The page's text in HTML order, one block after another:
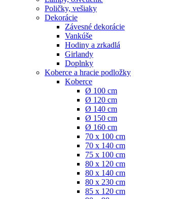
Poličky, vešiaky
Dekorácie
Závesné dekorácie
Vankúše
Hodiny a zrkadlá
Girlandy
Doplnky
Koberce a hracie podložky
Koberce
Ø 100 cm
Ø 120 cm
Ø 140 cm
Ø 150 cm
Ø 160 cm
70 x 100 cm
70 x 140 cm
75 x 100 cm
80 x 120 cm
80 x 140 cm
80 x 230 cm
85 x 120 cm